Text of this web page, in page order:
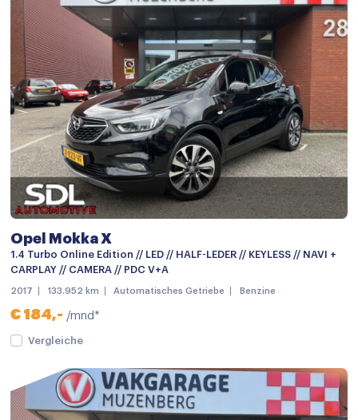
Navigatie
Navigatiesysteem
Navigatiesysteem full map
Radio
Spraakbediening
Stuurwiel multifunctioneel
Achterbank in delen neerklapbaar
Airco
Airco (automatisch)
Armsteun
Armsteun achter
Binnenspiegel automatisch dimmend
Boordcomputer
Opel Mokka X
1.4 Turbo Online Edition // LED // HALF-LEDER // KEYLESS // NAVI +
CARPLAY // CAMERA // PDC V+A
2017 133.952 km Automatisches Getriebe Benzine
€ 184,- /mnd*
Vergleiche